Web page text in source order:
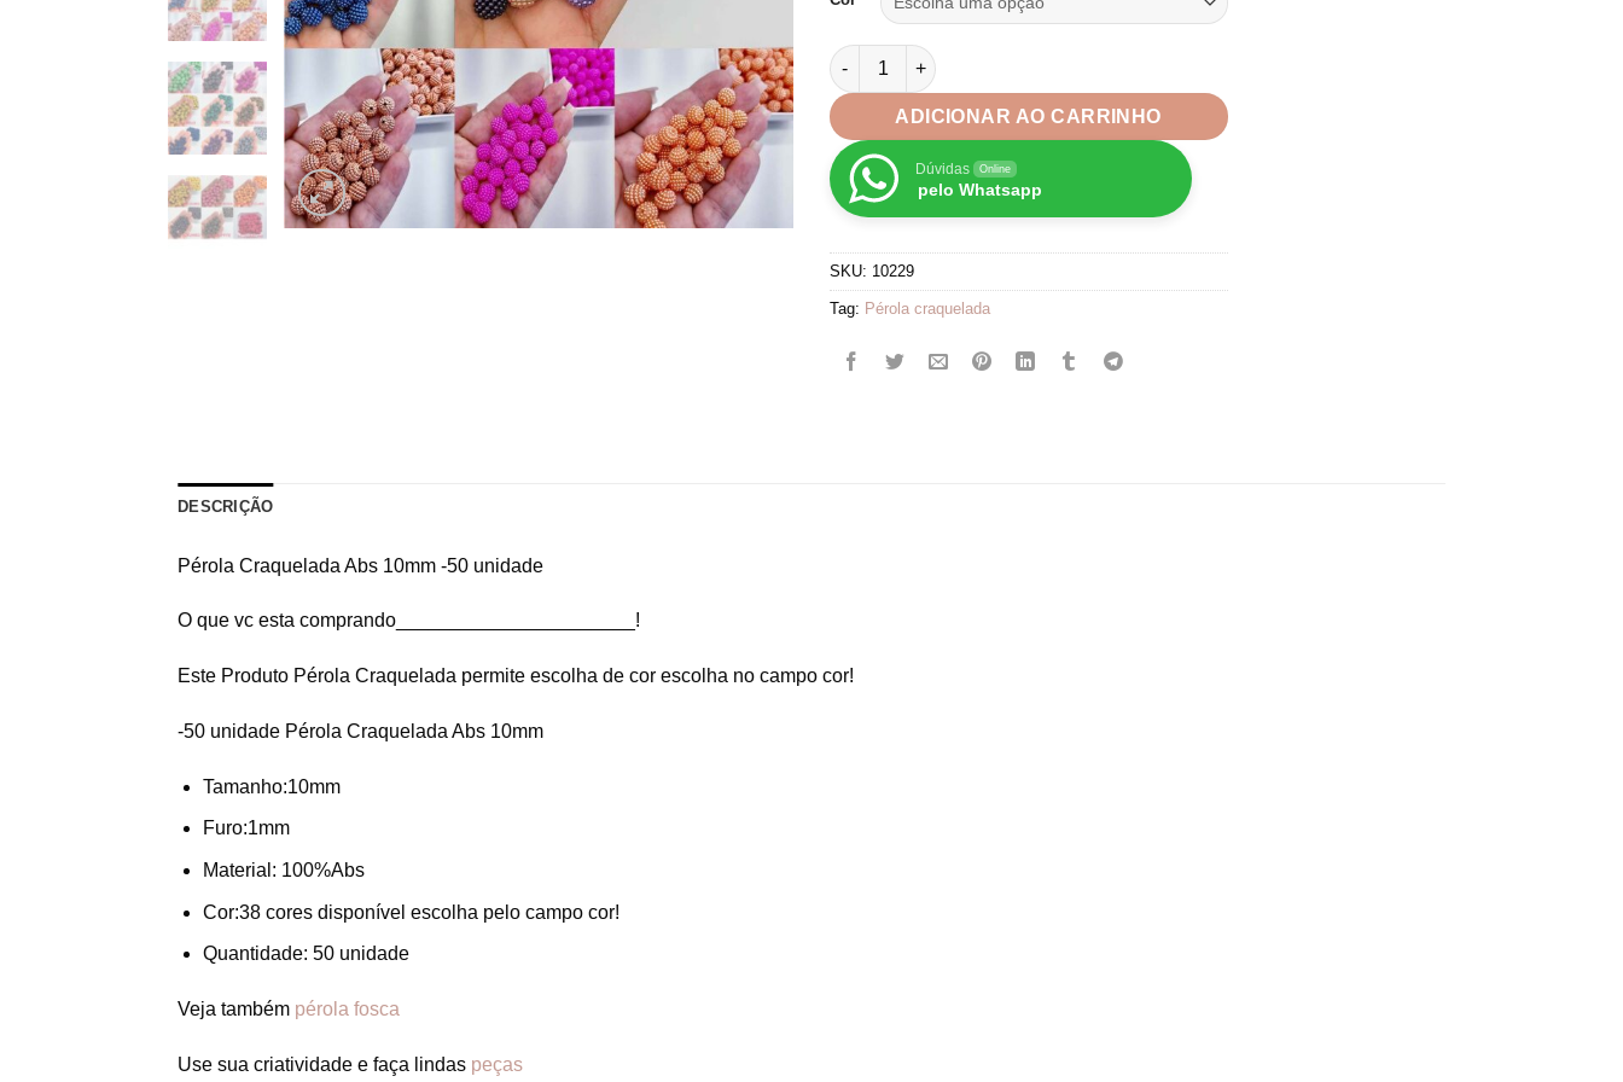
Pérola Craquelada Brilho Abs 10mm -50 unidade quantidade
ADICIONAR AO CARRINHO
Dúvidas Online
pelo Whatsapp
SKU: 10229
Tag: Pérola craquelada
DESCRIÇÃO
Pérola Craquelada Abs 10mm -50 unidade
O que vc esta comprando______________________!
Este Produto Pérola Craquelada permite escolha de cor escolha no campo cor!
-50 unidade Pérola Craquelada Abs 10mm
Tamanho:10mm
Furo:1mm
Material: 100%Abs
Cor:38 cores disponível escolha pelo campo cor!
Quantidade: 50 unidade
Veja também pérola fosca
Use sua criatividade e faça lindas peças